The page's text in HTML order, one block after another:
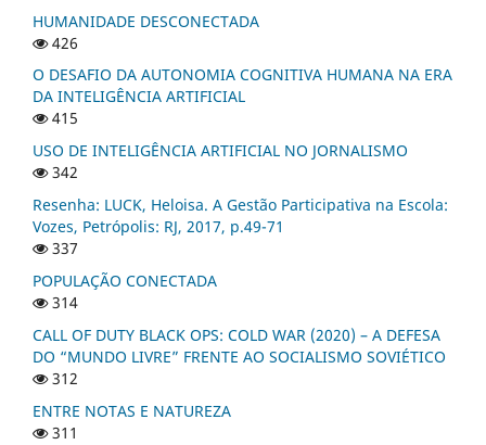
HUMANIDADE DESCONECTADA
426
O DESAFIO DA AUTONOMIA COGNITIVA HUMANA NA ERA
DA INTELIGÊNCIA ARTIFICIAL
415
USO DE INTELIGÊNCIA ARTIFICIAL NO JORNALISMO
342
Resenha: LUCK, Heloisa. A Gestão Participativa na Escola:
Vozes, Petrópolis: RJ, 2017, p.49-71
337
POPULAÇÃO CONECTADA
314
CALL OF DUTY BLACK OPS: COLD WAR (2020) – A DEFESA
DO “MUNDO LIVRE” FRENTE AO SOCIALISMO SOVIÉTICO
312
ENTRE NOTAS E NATUREZA
311